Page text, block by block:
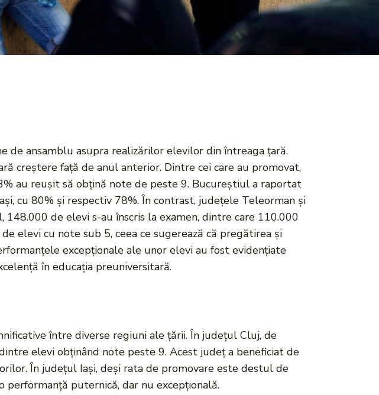
de ansamblu asupra realizărilor elevilor din întreaga țară.
creștere față de anul anterior. Dintre cei care au promovat,
au reușit să obțină note de peste 9. Bucureștiul a raportat
cu 80% și respectiv 78%. În contrast, județele Teleorman și
de elevi s-au înscris la examen, dintre care 110.000
elevi cu note sub 5, ceea ce sugerează că pregătirea și
excepționale ale unor elevi au fost evidențiate
în educația preuniversitară.
între diverse regiuni ale țării. În județul Cluj, de
elevi obținând note peste 9. Acest județ a beneficiat de
În județul Iași, deși rata de promovare este destul de
puternică, dar nu excepțională.